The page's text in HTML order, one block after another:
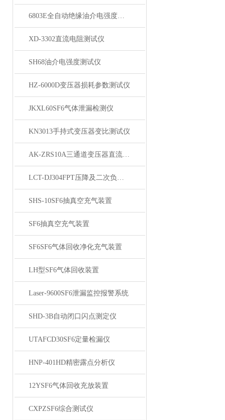
6803E全自动绝缘油介电强度测试仪
XD-3302直流电阻测试仪
SH68油介电强度测试仪
HZ-6000D变压器损耗参数测试仪
JKXL60SF6气体泄漏检测仪
KN3013手持式变压器变比测试仪
AK-ZRS10A三通道变压器直流电阻测试仪
LCT-DJ304FPT压降及二次负荷测试仪
SHS-10SF6抽真空充气装置
SF6抽真空充气装置
SF6SF6气体回收净化充气装置
LH型SF6气体回收装置
Laser-9600SF6泄漏监控报警系统
SHD-3B自动闭口闪点测定仪
UTAFCD30SF6定量检漏仪
HNP-401HD精密露点分析仪
12YSF6气体回收充放装置
CXPZSF6综合测试仪